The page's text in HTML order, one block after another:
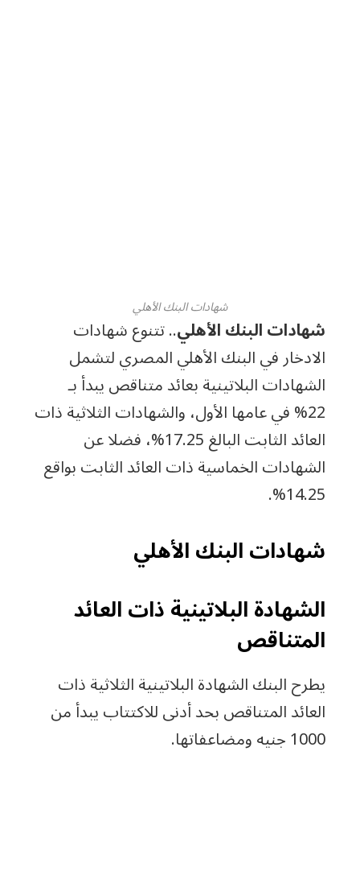
شهادات البنك الأهلي
شهادات البنك الأهلي.. تتنوع شهادات
الادخار في البنك الأهلي المصري لتشمل
الشهادات البلاتينية بعائد متناقص يبدأ بـ
22% في عامها الأول، والشهادات الثلاثية ذات
العائد الثابت البالغ 17.25%، فضلا عن
الشهادات الخماسية ذات العائد الثابت بواقع
14.25%.
شهادات البنك الأهلي
الشهادة البلاتينية ذات العائد
المتناقص
يطرح البنك الشهادة البلاتينية الثلاثية ذات
العائد المتناقص بحد أدنى للاكتتاب يبدأ من
1000 جنيه ومضاعفاتها.